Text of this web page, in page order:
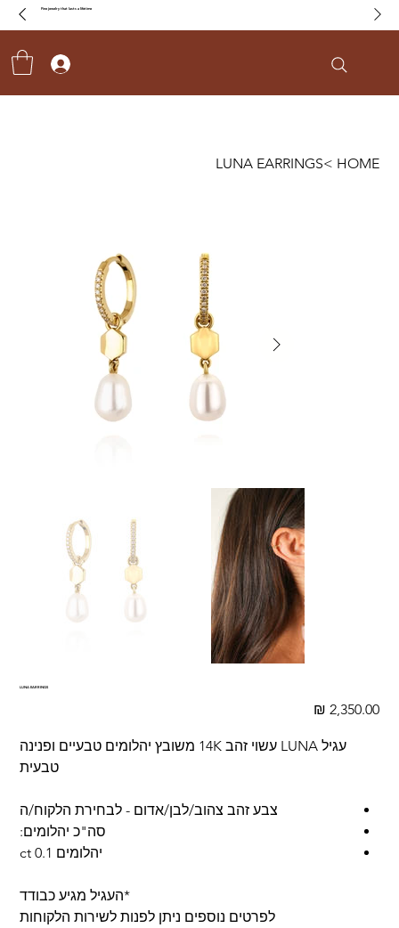
Fine jewelry that lasts a lifetime
HOME
>
LUNA EARRINGS
LUNA EARRINGS
מחיר ‏2,350.00 ‏₪
עגיל LUNA עשוי זהב 14K משובץ יהלומים טבעיים ופנינה
טבעית
צבע זהב צהוב/לבן/אדום - לבחירת הלקוח/ה
סה"כ יהלומים:
יהלומים 0.1 ct
*העגיל מגיע כבודד
לפרטים נוספים ניתן לפנות לשירות הלקוחות